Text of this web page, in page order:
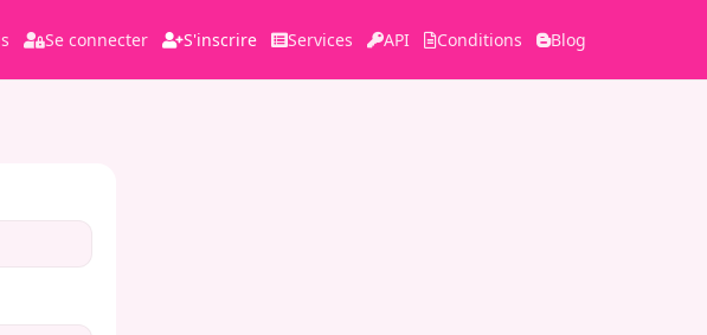
Se connecter S'inscrire Services API Conditions Blog